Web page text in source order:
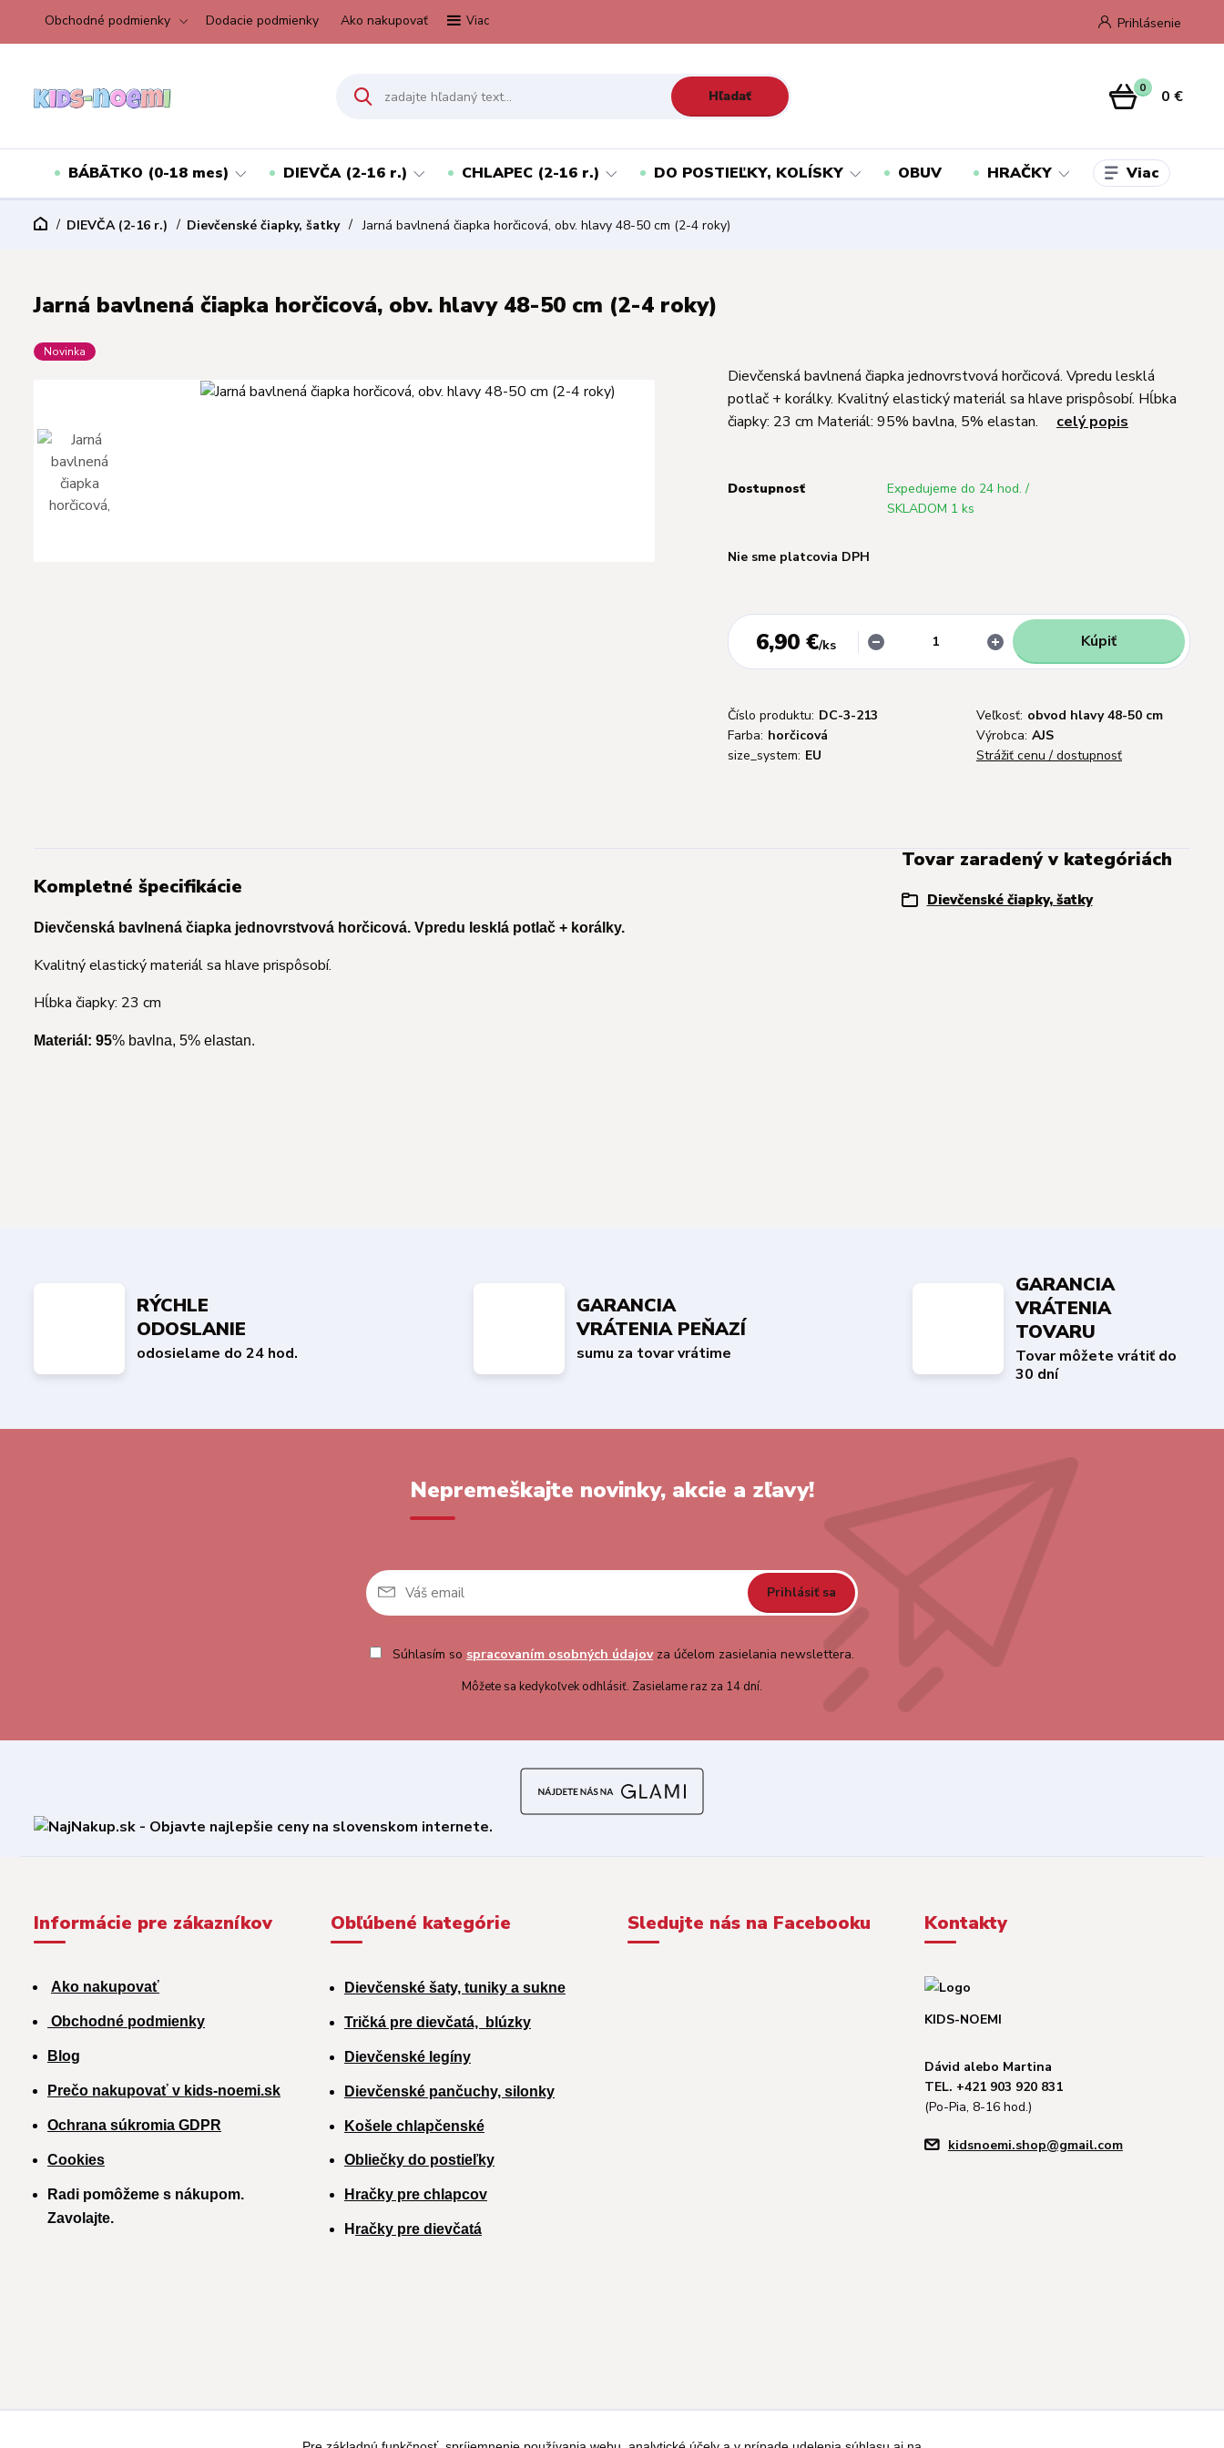
Obchodné podmienky Dodacie podmienky Ako nakupovať Viac Prihlásenie
Hľadať 0 0 €
BÁBÄTKO (0-18 mes) DIEVČA (2-16 r.) CHLAPEC (2-16 r.) DO POSTIEĽKY, KOLÍSKY OBUV HRAČKY Viac
DIEVČA (2-16 r.) Dievčenské čiapky, šatky Jarná bavlnená čiapka horčicová, obv. hlavy 48-50 cm (2-4 roky)
Jarná bavlnená čiapka horčicová, obv. hlavy 48-50 cm (2-4 roky)
Novinka
Dievčenská bavlnená čiapka jednovrstvová horčicová. Vpredu lesklá
potlač + korálky. Kvalitný elastický materiál sa hlave prispôsobí. Hĺbka
čiapky: 23 cm Materiál: 95% bavlna, 5% elastan. celý popis
Dostupnosť
Expedujeme do 24 hod. /
SKLADOM 1 ks
Nie sme platcovia DPH
6,90 €/ks Kúpiť
Číslo produktu: DC-3-213 Veľkosť: obvod hlavy 48-50 cm
Farba: horčicová Výrobca: AJS
size_system: EU Strážiť cenu / dostupnosť
Kompletné špecifikácie
Dievčenská bavlnená čiapka jednovrstvová horčicová. Vpredu lesklá potlač + korálky.
Kvalitný elastický materiál sa hlave prispôsobí.
Hĺbka čiapky: 23 cm
Materiál: 95% bavlna, 5% elastan.
Tovar zaradený v kategóriách
Dievčenské čiapky, šatky
RÝCHLE
ODOSLANIE
odosielame do 24 hod.
GARANCIA
VRÁTENIA PEŇAZÍ
sumu za tovar vrátime
GARANCIA
VRÁTENIA
TOVARU
Tovar môžete vrátiť do
30 dní
Nepremeškajte novinky, akcie a zľavy!
Prihlásiť sa
Súhlasím so spracovaním osobných údajovza účelom zasielania newslettera.
Môžete sa kedykoľvek odhlásiť. Zasielame raz za 14 dní.
Informácie pre zákazníkov
Ako nakupovať
Obchodné podmienky
Blog
Prečo nakupovať v kids-noemi.sk
Ochrana súkromia GDPR
Cookies
Radi pomôžeme s nákupom.
Zavolajte.
Obľúbené kategórie
Dievčenské šaty, tuniky a sukne
Tričká pre dievčatá, blúzky
Dievčenské legíny
Dievčenské pančuchy, silonky
Košele chlapčenské
Obliečky do postieľky
Hračky pre chlapcov
H račky pre dievčatá
Sledujte nás na Facebooku Kontakty
KIDS-NOEMI
Dávid alebo Martina
TEL. +421 903 920 831
(Po-Pia, 8-16 hod.)
kidsnoemi.shop@gmail.com